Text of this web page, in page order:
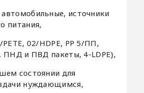
источники
питания,
PETE, 02/HDPE, PP 5/ПП,
ПНД и ПВД пакеты, 4-LDPE),
состоянии для
нуждающимся,